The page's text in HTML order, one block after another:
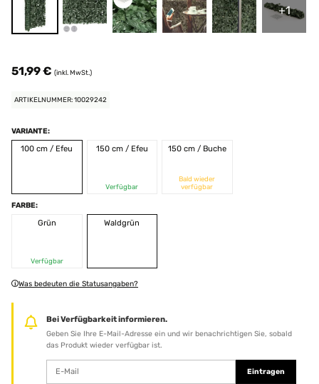
+1
51,99 € (inkl. MwSt.)
ARTIKELNUMMER: 10029242
VARIANTE:
100 cm / Efeu
150 cm / Efeu
Verfügbar
150 cm / Buche
Bald wieder
verfügbar
FARBE:
Grün
Verfügbar
Waldgrün
Was bedeuten die Statusangaben?
Bei Verfügbarkeit informieren.
Geben Sie Ihre E-Mail-Adresse ein und wir benachrichtigen Sie, sobald
das Produkt wieder verfügbar ist.
Eintragen